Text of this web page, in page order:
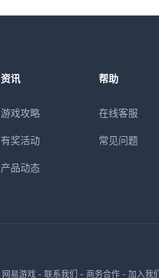
资讯
游戏攻略
有奖活动
产品动态
帮助
在线客服
常见问题
网易游戏- 联系我们 - 商务合作- 加入我们